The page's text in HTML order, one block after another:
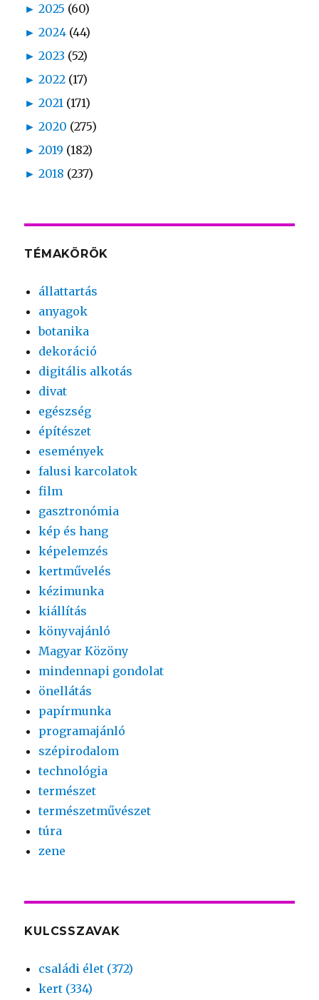
► 2025 (60)
► 2024 (44)
► 2023 (52)
► 2022 (17)
► 2021 (171)
► 2020 (275)
► 2019 (182)
► 2018 (237)
TÉMAKÖRÖK
állattartás
anyagok
botanika
dekoráció
digitális alkotás
divat
egészség
építészet
események
falusi karcolatok
film
gasztronómia
kép és hang
képelemzés
kertművelés
kézimunka
kiállítás
könyvajánló
Magyar Közöny
mindennapi gondolat
önellátás
papírmunka
programajánló
szépirodalom
technológia
természet
természetművészet
túra
zene
KULCSSZAVAK
családi élet (372)
kert (334)